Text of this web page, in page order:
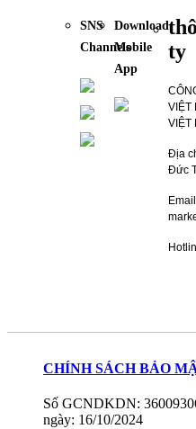
SNS
Channels
Download
Mobile
App
ty
VIỆT
VIỆT
Địa
Đức
CHÍNH SÁCH BẢO
Số GCNDKDN:
ngày: 16/10/2024